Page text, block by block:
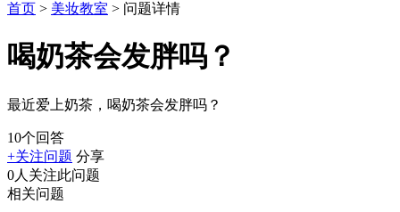
首页 > 美妆教室 > 问题详情
喝奶茶会发胖吗？
最近爱上奶茶，喝奶茶会发胖吗？
10个回答
+关注问题 分享
0人关注此问题
相关问题